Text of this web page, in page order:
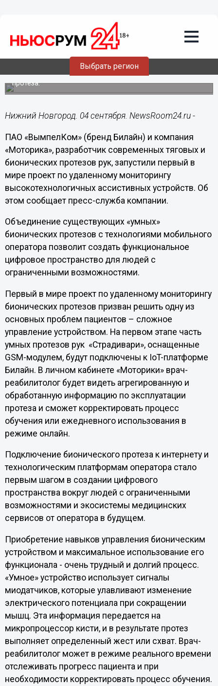
Выбрать регион
Билайн и Моторика сделали первый
шаг к созданию цифрового
пространства для людей-киборгов
Удаленный мониторинг позволит выстроить
непрерывный процесс реабилитации, сократить
количество визитов к врачу и время на освоение
протеза.
Нижний Новгород. 04 сентября. NewsRoom24.ru -
ПАО «ВымпелКом» (бренд Билайн) и компания
«Моторика», разработчик современных тяговых и
бионических протезов рук, запустили первый в
мире проект по удаленному мониторингу
высокотехнологичных ассистивных устройств. Об
этом сообщает пресс-служба компании.
Объединение существующих «умных»
бионических протезов с технологиями мобильного
оператора позволит создать функциональное
цифровое пространство для людей с
ограниченными возможностями.
Первый в мире проект по удаленному мониторингу
бионических протезов призван решить одну из
основных проблем пациентов – сложное
управление устройством. На первом этапе часть
умных протезов рук «Страдивари», оснащенные
GSM-модулем, будут подключены к IoT-платформе
Билайн. В личном кабинете «Моторики» врач-
реабилитолог будет видеть агрегированную и
обработанную информацию по эксплуатации
протеза и сможет корректировать процесс
обучения или ежедневного использования в
режиме онлайн.
Подключение бионического протеза к интернету и
технологическим платформам оператора стало
первым шагом в создании цифрового
пространства вокруг людей с ограниченными
возможностями и экосистемы медицинских
сервисов от оператора в будущем.
Приобретение навыков управления бионичeским
устройством и максимальное использование его
функционала - очень трудный и долгий процесс.
«Умное» устройство использует сигналы
миодатчиков, которые улавливают изменение
электрического потенциала при сокращении
мышц. Эта информация передается на
микропроцессор кисти, и в результате протез
выполняет определенный жест или схват. Врач-
реабилитолог может в режиме реального времени
отслеживать прогресс пациента и при
необходимости корректировать процесс обучения.